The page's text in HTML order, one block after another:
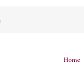
Home